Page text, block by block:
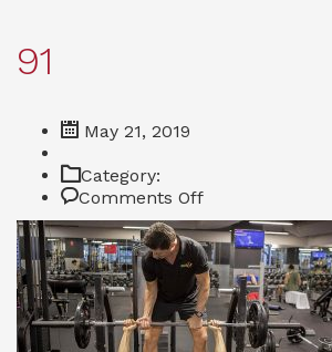
91
May 21, 2019
Category:
Comments Offon
91